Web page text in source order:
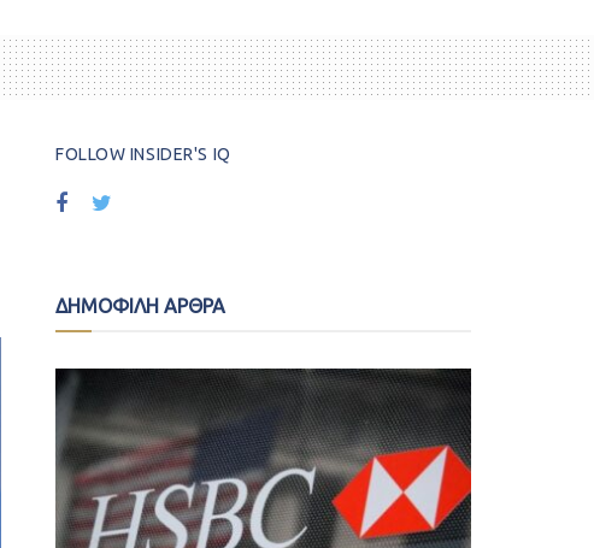
FOLLOW INSIDER'S IQ
ΔΗΜΟΦΙΛΗ ΑΡΘΡΑ